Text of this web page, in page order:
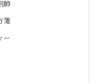
師
箋
ー